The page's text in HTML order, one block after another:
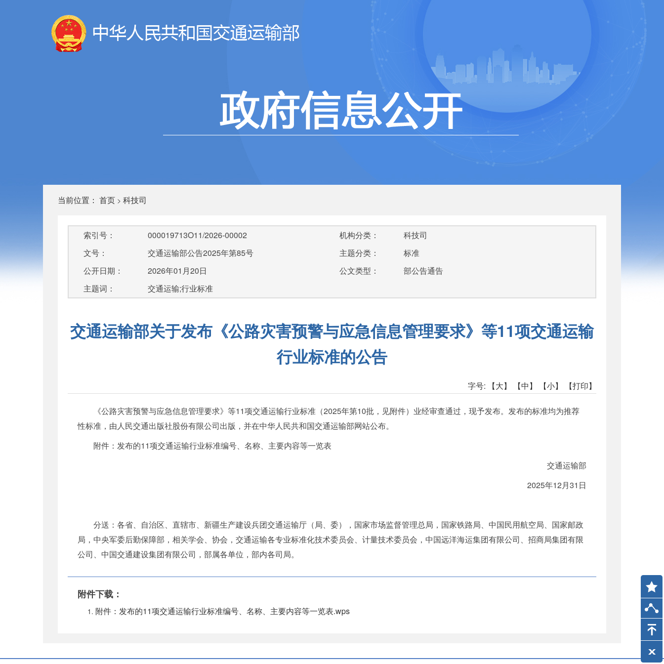
当前位置： 首页 > 科技司
索引号：
000019713O11/2026-00002
文号：
交通运输部公告2025年第85号
公开日期：
2026年01月20日
主题词：
交通运输;行业标准
机构分类：
科技司
主题分类：
标准
公文类型：
部公告通告
交通运输部关于发布《公路灾害预警与应急信息管理要求》等11项交通运输
行业标准的公告
字号: 【大】 【中】 【小】 【打印】
《公路灾害预警与应急信息管理要求》等11项交通运输行业标准（2025年第10批，见附件）业经审查通过，现予发布。发布的标准均为推荐
性标准，由人民交通出版社股份有限公司出版，并在中华人民共和国交通运输部网站公布。
附件：发布的11项交通运输行业标准编号、名称、主要内容等一览表
交通运输部
2025年12月31日
分送：各省、自治区、直辖市、新疆生产建设兵团交通运输厅（局、委），国家市场监督管理总局，国家铁路局、中国民用航空局、国家邮政
局，中央军委后勤保障部，相关学会、协会，交通运输各专业标准化技术委员会、计量技术委员会，中国远洋海运集团有限公司、招商局集团有限
公司、中国交通建设集团有限公司，部属各单位，部内各司局。
附件下载：
附件：发布的11项交通运输行业标准编号、名称、主要内容等一览表.wps